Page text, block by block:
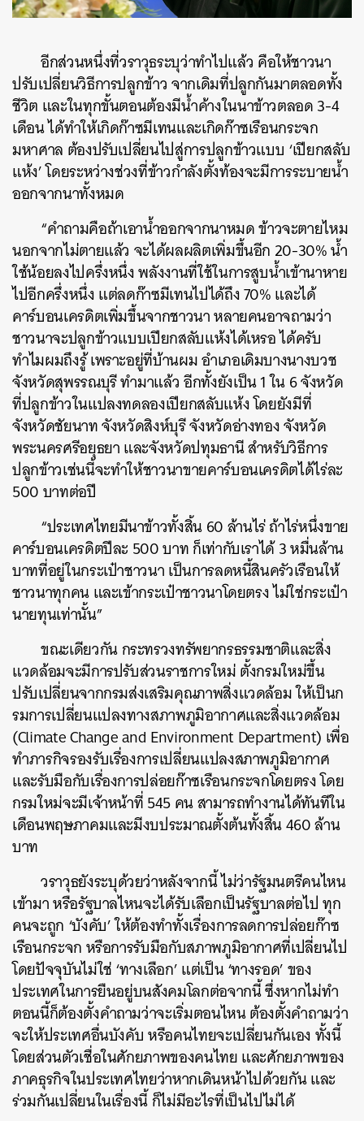
อีกส่วนหนึ่งที่วราวุธระบุว่าทำไปแล้ว คือให้ชาวนา
ปรับเปลี่ยนวิธีการปลูกข้าว จากเดิมที่ปลูกกันมาตลอดทั้ง
ชีวิต และในทุกขั้นตอนต้องมีน้ำค้างในนาข้าวตลอด 3-4
เดือน ได้ทำให้เกิดก๊าซมีเทนและเกิดก๊าซเรือนกระจก
มหาศาล ต้องปรับเปลี่ยนไปสู่การปลูกข้าวแบบ ‘เปียกสลับ
แห้ง’ โดยระหว่างช่วงที่ข้าวกำลังตั้งท้องจะมีการระบายน้ำ
ออกจากนาทั้งหมด
“คำถามคือถ้าเอาน้ำออกจากนาหมด ข้าวจะตายไหม
นอกจากไม่ตายแล้ว จะได้ผลผลิตเพิ่มขึ้นอีก 20-30% น้ำ
ใช้น้อยลงไปครึ่งหนึ่ง พลังงานที่ใช้ในการสูบน้ำเข้านาหาย
ไปอีกครึ่งหนึ่ง แต่ลดก๊าซมีเทนไปได้ถึง 70% และได้
คาร์บอนเครดิตเพิ่มขึ้นจากชาวนา หลายคนอาจถามว่า
ชาวนาจะปลูกข้าวแบบเปียกสลับแห้งได้เหรอ ได้ครับ
ทำไมผมถึงรู้ เพราะอยู่ที่บ้านผม อำเภอเดิมบางนางบวช
จังหวัดสุพรรณบุรี ทำมาแล้ว อีกทั้งยังเป็น 1 ใน 6 จังหวัด
ที่ปลูกข้าวในแปลงทดลองเปียกสลับแห้ง โดยยังมีที่
จังหวัดชัยนาท จังหวัดสิงห์บุรี จังหวัดอ่างทอง จังหวัด
พระนครศรีอยุธยา และจังหวัดปทุมธานี สำหรับวิธีการ
ปลูกข้าวเช่นนี้จะทำให้ชาวนาขายคาร์บอนเครดิตได้ไร่ละ
500 บาทต่อปี
“ประเทศไทยมีนาข้าวทั้งสิ้น 60 ล้านไร่ ถ้าไร่หนึ่งขาย
คาร์บอนเครดิตปีละ 500 บาท ก็เท่ากับเราได้ 3 หมื่นล้าน
บาทที่อยู่ในกระเป๋าชาวนา เป็นการลดหนี้สินครัวเรือนให้
ชาวนาทุกคน และเข้ากระเป๋าชาวนาโดยตรง ไม่ใช่กระเป๋า
นายทุนเท่านั้น”​
ขณะเดียวกัน กระทรวงทรัพยากรธรรมชาติและสิ่ง
แวดล้อมจะมีการปรับส่วนราชการใหม่ ตั้งกรมใหม่ขึ้น
ปรับเปลี่ยนจากกรมส่งเสริมคุณภาพสิ่งแวดล้อม ให้เป็นก
รมการเปลี่ยนแปลงทางสภาพภูมิอากาศและสิ่งแวดล้อม
(Climate Change and Environment Department) เพื่อ
ทำภารกิจรองรับเรื่องการเปลี่ยนแปลงสภาพภูมิอากาศ
และรับมือกับเรื่องการปล่อยก๊าซเรือนกระจกโดยตรง โดย
กรมใหม่จะมีเจ้าหน้าที่ 545 คน สามารถทำงานได้ทันทีใน
เดือนพฤษภาคมและมีงบประมาณตั้งต้นทั้งสิ้น 460 ล้าน
บาท
วราวุธยังระบุด้วยว่าหลังจากนี้ ไม่ว่ารัฐมนตรีคนไหน
เข้ามา หรือรัฐบาลไหนจะได้รับเลือกเป็นรัฐบาลต่อไป ทุก
คนจะถูก ‘บังคับ’ ให้ต้องทำทั้งเรื่องการลดการปล่อยก๊าซ
เรือนกระจก หรือการรับมือกับสภาพภูมิอากาศที่เปลี่ยนไป
โดยปัจจุบันไม่ใช่ ‘ทางเลือก’ แต่เป็น ‘ทางรอด’ ของ
ประเทศในการยืนอยู่บนสังคมโลกต่อจากนี้ ซึ่งหากไม่ทำ
ตอนนี้ก็ต้องตั้งคำถามว่าจะเริ่มตอนไหน ต้องตั้งคำถามว่า
จะให้ประเทศอื่นบังคับ หรือคนไทยจะเปลี่ยนกันเอง ทั้งนี้
โดยส่วนตัวเชื่อในศักยภาพของคนไทย และศักยภาพของ
ภาคธุรกิจในประเทศไทยว่าหากเดินหน้าไปด้วยกัน และ
ร่วมกันเปลี่ยนในเรื่องนี้ ก็ไม่มีอะไรที่เป็นไปไม่ได้
ค้นหา
SHARE TWEET LINE EMAIL